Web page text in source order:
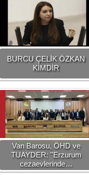
BURCU ÇELİK ÖZKAN
KİMDİR
Van Barosu, ÖHD ve
TUAYDER: ''Erzurum
cezaevlerinde…